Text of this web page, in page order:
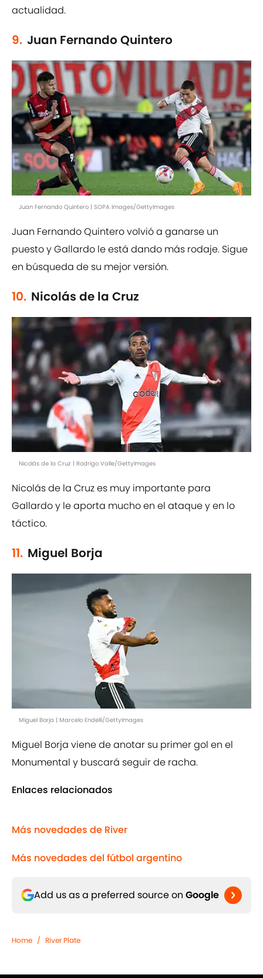
actualidad.
9. Juan Fernando Quintero
Juan Fernando Quintero | SOPA Images/GettyImages
Juan Fernando Quintero volvió a ganarse un
puesto y Gallardo le está dando más rodaje. Sigue
en búsqueda de su mejor versión.
10. Nicolás de la Cruz
Nicolás de la Cruz | Rodrigo Valle/GettyImages
Nicolás de la Cruz es muy importante para
Gallardo y le aporta mucho en el ataque y en lo
táctico.
11. Miguel Borja
Miguel Borja | Marcelo Endelli/GettyImages
Miguel Borja viene de anotar su primer gol en el
Monumental y buscará seguir de racha.
Enlaces relacionados
Más novedades de River
Más novedades del fútbol argentino
Add us as a preferred source on Google
Home / River Plate